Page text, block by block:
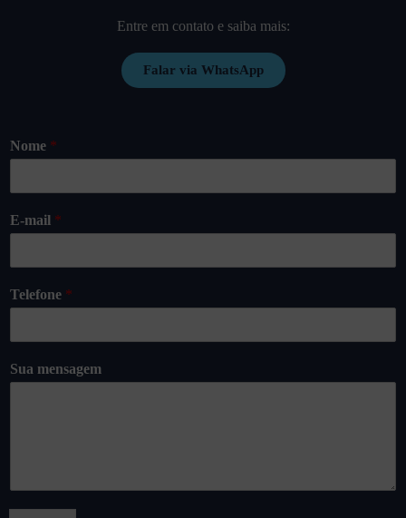
Entre em contato e saiba mais:
Falar via WhatsApp
Nome *
E-mail *
Telefone *
Sua mensagem